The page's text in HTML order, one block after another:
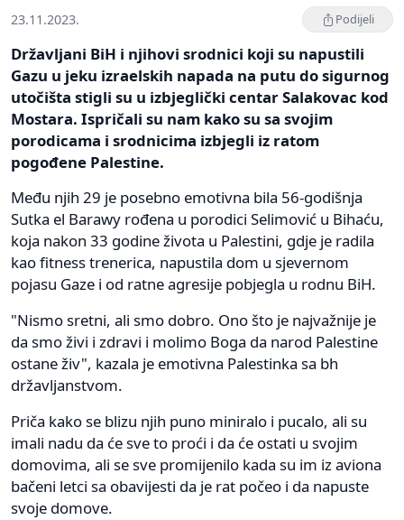
23.11.2023. Podijeli
Državljani BiH i njihovi srodnici koji su napustili
Gazu u jeku izraelskih napada na putu do sigurnog
utočišta stigli su u izbjeglički centar Salakovac kod
Mostara. Ispričali su nam kako su sa svojim
porodicama i srodnicima izbjegli iz ratom
pogođene Palestine.
Među njih 29 je posebno emotivna bila 56-godišnja
Sutka el Barawy rođena u porodici Selimović u Bihaću,
koja nakon 33 godine života u Palestini, gdje je radila
kao fitness trenerica, napustila dom u sjevernom
pojasu Gaze i od ratne agresije pobjegla u rodnu BiH.
"Nismo sretni, ali smo dobro. Ono što je najvažnije je
da smo živi i zdravi i molimo Boga da narod Palestine
ostane živ", kazala je emotivna Palestinka sa bh
državljanstvom.
Priča kako se blizu njih puno miniralo i pucalo, ali su
imali nadu da će sve to proći i da će ostati u svojim
domovima, ali se sve promijenilo kada su im iz aviona
bačeni letci sa obavijesti da je rat počeo i da napuste
svoje domove.